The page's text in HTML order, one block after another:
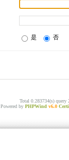
是 否
Total 0.283734(s)
Powered by PHPWind v6.0